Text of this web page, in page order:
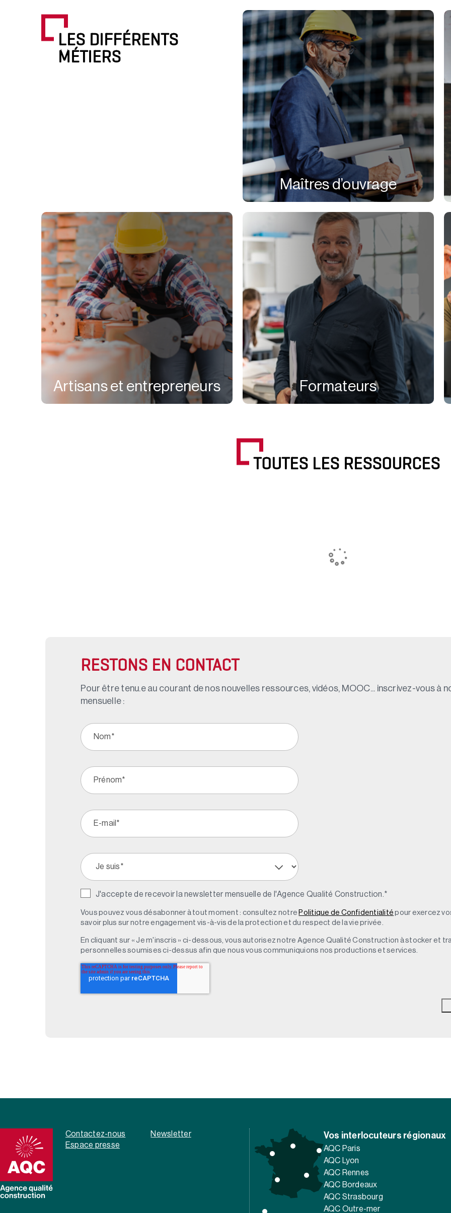
LES DIFFÉRENTS
MÉTIERS
Maîtres d’ouvrage
Artisans et entrepreneurs Formateurs
TOUTES LES RESSOURCES
RESTONS EN CONTACT
Pour être tenu.e au courant de nos nouvelles ressources, vidéos, MOOC... inscrivez-vous à
mensuelle :
J'accepte de recevoir la newsletter mensuelle de l'Agence Qualité Construction.*
Vous pouvez vous désabonner à tout moment : consultez notre Politique de Confidentialité pour exercez
savoir plus sur notre engagement vis-à-vis de la protection et du respect de la vie privée.
En cliquant sur « Je m'inscris » ci-dessous, vous autorisez notre Agence Qualité Construction à stocker et
personnelles soumises ci-dessus afin que nous vous communiquions nos productions et services.
Contactez-nous
Newsletter
Espace presse
Vos interlocuteurs régionaux
AQC Paris
AQC Lyon
AQC Rennes
AQC Bordeaux
AQC Strasbourg
AQC Outre-mer